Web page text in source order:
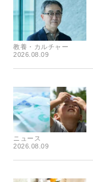
教養・カルチャー
2026.08.09
ニュース
2026.08.09